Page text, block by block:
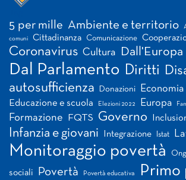
5 per mille Ambiente e territorio
comuni Cittadinanza Comunicazione
Coronavirus Cultura Dall'Europa
Dal Parlamento Diritti
autosufficienza
Donazioni
Educazione e scuola Elezioni 2022 Europa
Formazione FQTS Governo
Infanzia e giovani Integrazione Istat
Monitoraggio povertà Ong
sociali Povertà Povertà educativa Primo